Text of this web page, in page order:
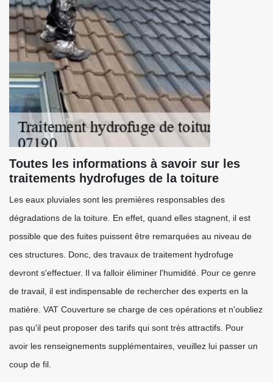
Toutes les informations à savoir sur les
traitements hydrofuges de la toiture
Les eaux pluviales sont les premières responsables des
dégradations de la toiture. En effet, quand elles stagnent, il est
possible que des fuites puissent être remarquées au niveau de
ces structures. Donc, des travaux de traitement hydrofuge
devront s'effectuer. Il va falloir éliminer l'humidité. Pour ce genre
de travail, il est indispensable de rechercher des experts en la
matière. VAT Couverture se charge de ces opérations et n'oubliez
pas qu'il peut proposer des tarifs qui sont très attractifs. Pour
avoir les renseignements supplémentaires, veuillez lui passer un
coup de fil.